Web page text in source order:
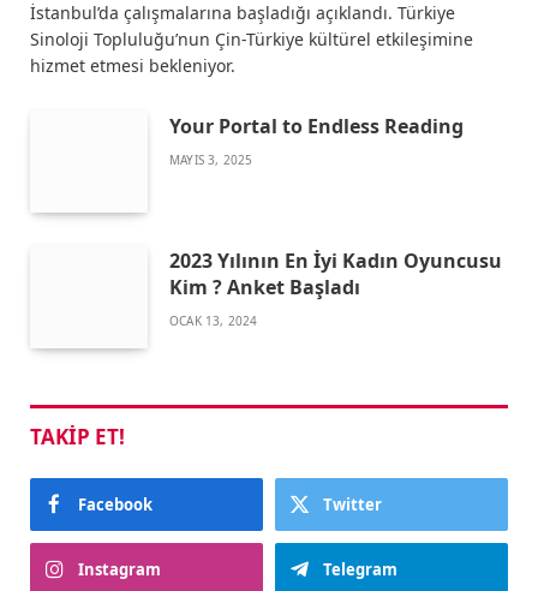
İstanbul’da çalışmalarına başladığı açıklandı. Türkiye
Sinoloji Topluluğu’nun Çin-Türkiye kültürel etkileşimine
hizmet etmesi bekleniyor.
Your Portal to Endless Reading
MAYIS 3, 2025
2023 Yılının En İyi Kadın Oyuncusu
Kim ? Anket Başladı
OCAK 13, 2024
TAKIP ET!
Facebook Twitter
Instagram Telegram